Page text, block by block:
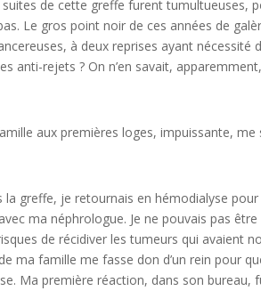
de cette greffe furent tumultueuses,
Le gros point noir de ces années de
à deux reprises ayant
anti-rejets ? On n’en savait,
aux premières loges, impuissante,
la greffe, je retournais en hémodialyse
ma néphrologue. Je ne pouvais pas
de récidiver les tumeurs qui avaient
ma famille me fasse don d’un rein pour
Ma première réaction, dans son bureau,